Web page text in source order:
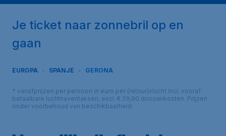
Je ticket naar zonnebril op en
gaan
EUROPA SPANJE GERONA
* vanafprijzen per persoon in euro per (retour)vlucht incl. vooraf
betaalbare luchthaventaksen, excl. € 29,90 dossierkosten. Prijzen
onder voorbehoud van beschikbaarheid.